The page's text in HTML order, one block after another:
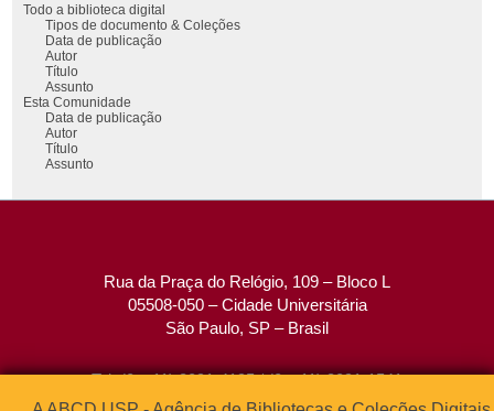
Todo a biblioteca digital
Tipos de documento & Coleções
Data de publicação
Autor
Título
Assunto
Esta Comunidade
Data de publicação
Autor
Título
Assunto
Rua da Praça do Relógio, 109 – Bloco L
05508-050 – Cidade Universitária
São Paulo, SP – Brasil
Tel: (0xx11) 3091-4195 / (0xx11) 3091-1541
Fax: (0xx11) 3091-1567